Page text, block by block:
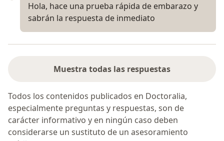
Hola, hace una prueba rápida de embarazo y
sabrán la respuesta de inmediato
Muestra todas las respuestas
Todos los contenidos publicados en Doctoralia,
especialmente preguntas y respuestas, son de
carácter informativo y en ningún caso deben
considerarse un sustituto de un asesoramiento